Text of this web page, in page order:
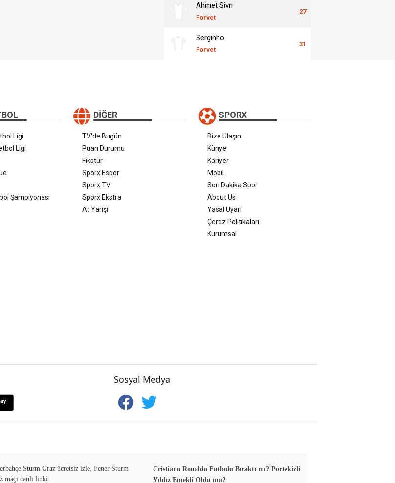
Ahmet Sivri
Forvet
27
Serginho
Forvet
31
Ligi
Ligi
Şampiyonası
DIĞER
TV'de Bugün
Puan Durumu
Fikstür
Sporx Espor
Sporx TV
Sporx Ekstra
At Yarışı
SPORX
Bize Ulaşın
Künye
Kariyer
Mobil
Son Dakika Spor
About Us
Yasal Uyarı
Çerez Politikaları
Kurumsal
Sosyal Medya
Sturm Graz ücretsiz izle, Fener Sturm
maçı canlı linki
Cristiano Ronaldo Futbolu Bıraktı mı? Portekizli
Yıldız Emekli Oldu mu?